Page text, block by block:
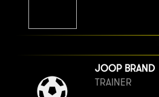
JOOP BRAND
TRAINER